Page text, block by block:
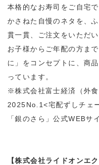
本格的なお寿司をご自宅
かさねた自慢のネタを、
貫一貫、ご注文をいただ
お子様からご年配の方ま
に」をコンセプトに、商
っています。
※株式会社富士経済（外
2025No.1<宅配ずしチェ
「銀のさら」公式WEBサ
【株式会社ライドオン